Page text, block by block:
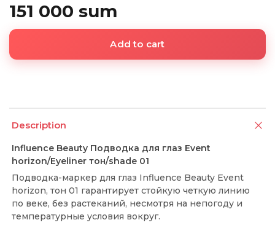
151 000 sum
Add to cart
Description
Influence Beauty Подводка для глаз Event
horizon/Eyeliner тон/shade 01
Подводка-маркер для глаз Influence Beauty Event
horizon, тон 01 гарантирует стойкую четкую линию
по веке, без растеканий, несмотря на непогоду и
температурные условия вокруг.